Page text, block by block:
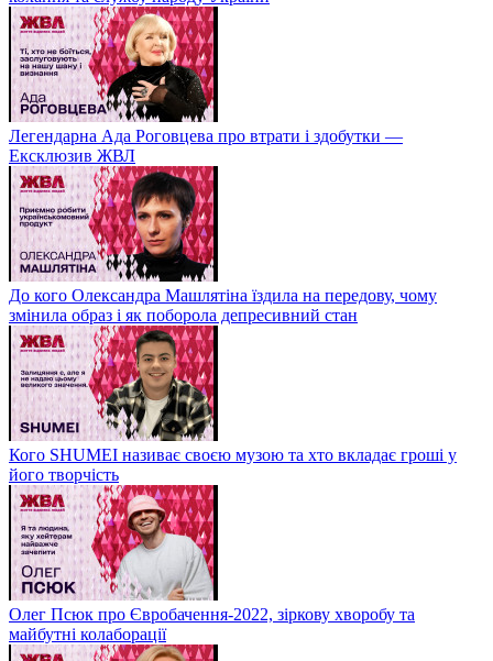
Легендарна Ада Роговцева про втрати і здобутки —
Ексклюзив ЖВЛ
До кого Олександра Машлятіна їздила на передову, чому
змінила образ і як поборола депресивний стан
Кого SHUMEI називає своєю музою та хто вкладає гроші у
його творчість
Олег Псюк про Євробачення-2022, зіркову хворобу та
майбутні колаборації